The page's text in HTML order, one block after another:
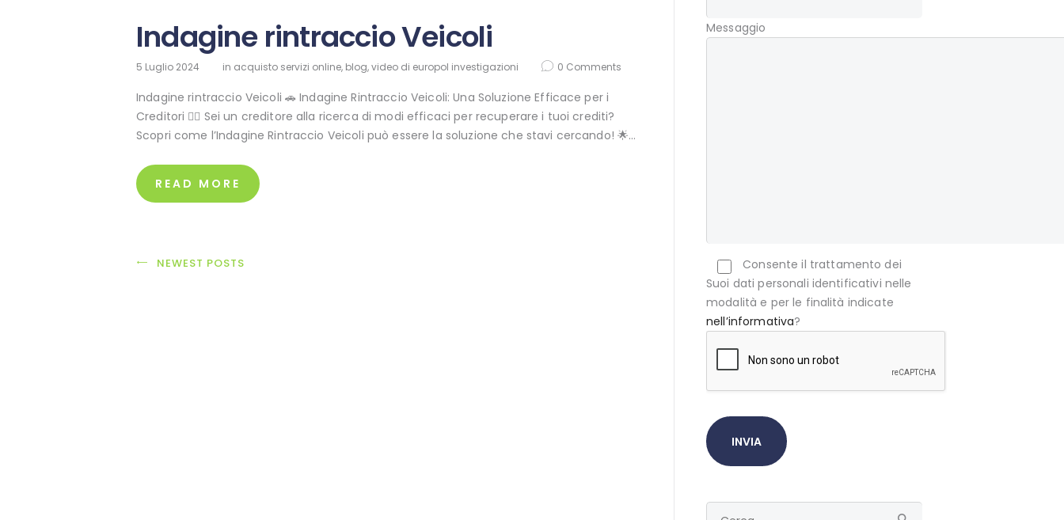
Indagine rintraccio Veicoli
5 Luglio 2024 in acquisto servizi online, blog,video di europol investigazioni 0 Comments
Indagine rintraccio Veicoli 🚗 Indagine Rintraccio Veicoli: Una Soluzione Efficace per i
Creditori 🕵️‍♂️ Sei un creditore alla ricerca di modi efficaci per recuperare i tuoi crediti?
Scopri come l’Indagine Rintraccio Veicoli può essere la soluzione che stavi cercando! 🌟…
READ MORE
NEWEST POSTS
Messaggio
Consente il trattamento dei
Suoi dati personali identificativi nelle
modalità e per le finalità indicate
nell’informativa?